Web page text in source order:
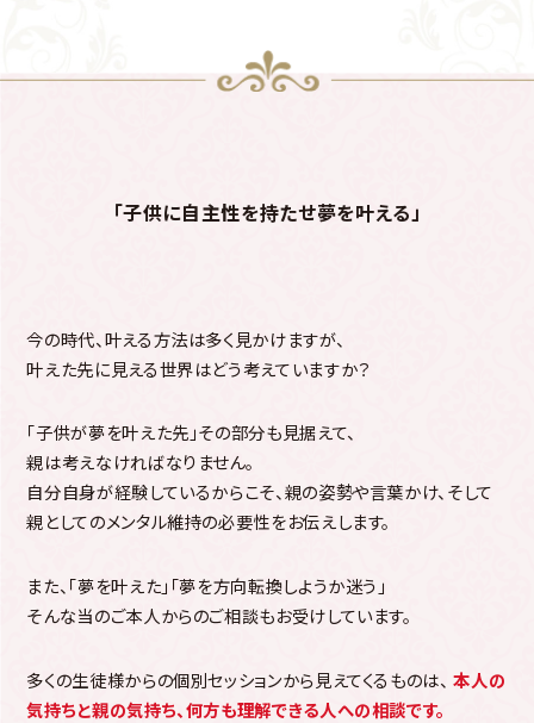
「子供に自主性を持たせ夢を叶える」
今の時代、叶える方法は多く見かけますが、
叶えた先に見える世界はどう考えていますか？
「子供が夢を叶えた先」その部分も見据えて、
親は考えなければなりません。
自分自身が経験しているからこそ、親の姿勢や言葉かけ、そして
親としてのメンタル維持の必要性をお伝えします。
また、「夢を叶えた」「夢を方向転換しようか迷う」
そんな当のご本人からのご相談もお受けしています。
多くの生徒様からの個別セッションから見えてくるものは、 本人の
気持ちと親の気持ち、何方も理解できる人への相談です。